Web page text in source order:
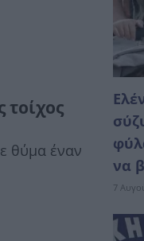
θύμα έναν
να
7